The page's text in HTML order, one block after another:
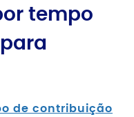
tempo
de contribuição